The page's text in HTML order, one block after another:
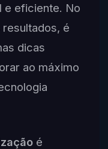
e eficiente. No
é
dicas
ao máximo
é